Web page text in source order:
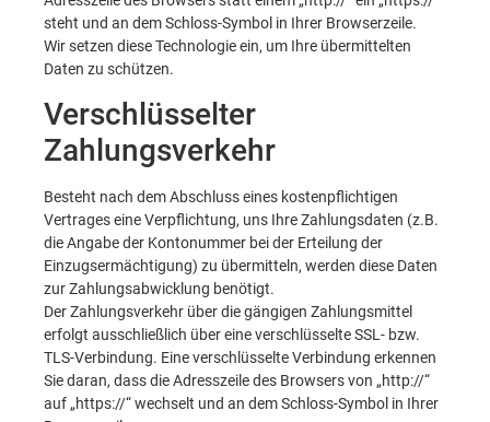
steht und an dem Schloss-Symbol in Ihrer Browserzeile.
Wir setzen diese Technologie ein, um Ihre übermittelten
Daten zu schützen.
Verschlüsselter
Zahlungsverkehr
Besteht nach dem Abschluss eines kostenpflichtigen
Vertrages eine Verpflichtung, uns Ihre Zahlungsdaten (z.B.
die Angabe der Kontonummer bei der Erteilung der
Einzugsermächtigung) zu übermitteln, werden diese Daten
zur Zahlungsabwicklung benötigt.
Der Zahlungsverkehr über die gängigen Zahlungsmittel
erfolgt ausschließlich über eine verschlüsselte SSL- bzw.
TLS-Verbindung. Eine verschlüsselte Verbindung erkennen
Sie daran, dass die Adresszeile des Browsers von „http://“
auf „https://“ wechselt und an dem Schloss-Symbol in Ihrer